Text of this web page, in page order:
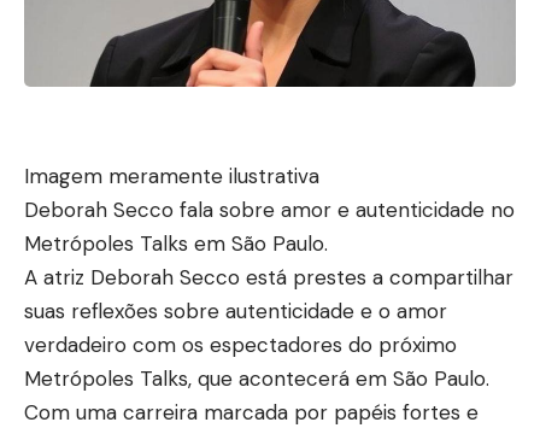
Imagem meramente ilustrativa
Deborah Secco fala sobre amor e autenticidade no
Metrópoles Talks em São Paulo.
A atriz Deborah Secco está prestes a compartilhar
suas reflexões sobre autenticidade e o amor
verdadeiro com os espectadores do próximo
Metrópoles Talks, que acontecerá em São Paulo.
Com uma carreira marcada por papéis fortes e